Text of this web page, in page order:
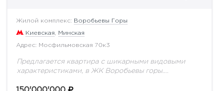
Жилой комплекс: Воробьевы Горы
Киевская Минская
Адрес: Мосфильмовская 70к3
Предлагается квартира с шикарными видовыми
характеристиками, в ЖК Воробьевы горы.
территория и инфраструктуру для комфортного